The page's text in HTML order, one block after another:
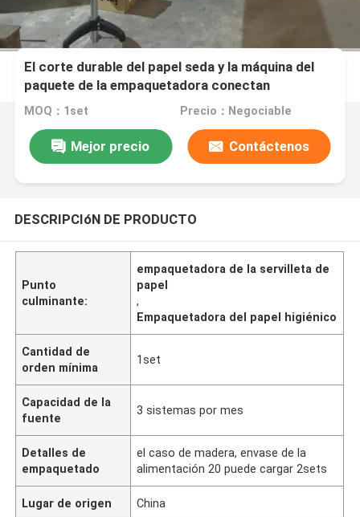
El corte durable del papel seda y la máquina del
paquete de la empaquetadora conectan
fácilmente
MOQ：1set Precio：Negociable
Mejor precio Contáctenos
DESCRIPCIóN DE PRODUCTO
Punto
culminante:
empaquetadora de la servilleta de
papel
,
Empaquetadora del papel higiénico
Cantidad de
orden mínima
1set
Capacidad de la
fuente
3 sistemas por mes
Detalles de
empaquetado
el caso de madera, envase de la
alimentación 20 puede cargar 2sets
Lugar de origen China